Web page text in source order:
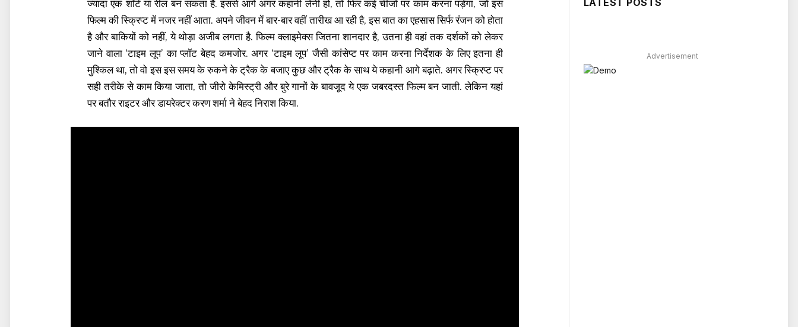
ज्यादा एक शॉर्ट या रील बन सकता है. इससे आगे अगर कहानी लेनी हो, तो फिर कई चीजों पर काम करना पड़ेगा, जो इस
फिल्म की स्क्रिप्ट में नजर नहीं आता. अपने जीवन में बार-बार वहीं तारीख आ रही है, इस बात का एहसास सिर्फ रंजन को होता
है और बाकियों को नहीं, ये थोड़ा अजीब लगता है. फिल्म क्लाइमेक्स जितना शानदार है, उतना ही वहां तक दर्शकों को लेकर
जाने वाला ‘टाइम लूप’ का प्लॉट बेहद कमजोर. अगर ‘टाइम लूप’ जैसी कांसेप्ट पर काम करना निर्देशक के लिए इतना ही
मुश्किल था, तो वो इस इस समय के रुकने के ट्रैक के बजाए कुछ और ट्रैक के साथ ये कहानी आगे बढ़ाते. अगर स्क्रिप्ट पर
सही तरीके से काम किया जाता, तो जीरो केमिस्ट्री और बुरे गानों के बावजूद ये एक जबरदस्त फिल्म बन जाती. लेकिन यहां
पर बतौर राइटर और डायरेक्टर करण शर्मा ने बेहद निराश किया.
LATEST POSTS
Advertisement